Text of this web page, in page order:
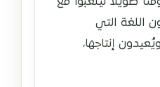
اللغة التي
إنتاجها،